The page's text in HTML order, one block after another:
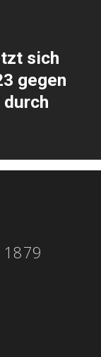
sich
gegen